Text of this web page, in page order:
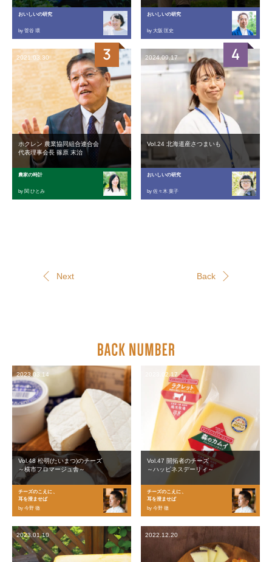
おいしいの研究
by 菅谷 環
おいしいの研究
by 大阪 匡史
2021.03.30
ホクレン 農業協同組合連合会
代表理事会長 篠原 末治
農家の時計
by 関 ひとみ
2024.09.17
Vol.24 北海道産さつまいも
おいしいの研究
by 佐々木 葉子
Next Back
2023.03.14
Vol.48 松明(たいまつ)のチーズ
～横市フロマージュ舎～
チーズのこえに、
耳を澄ませば
by 今野 徹
2023.02.17
Vol.47 開拓者のチーズ
～ハッピネスデーリィ～
チーズのこえに、
耳を澄ませば
by 今野 徹
2023.01.10 2022.12.20